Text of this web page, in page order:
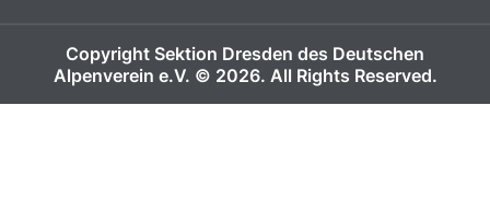
Copyright Sektion Dresden des Deutschen
Alpenverein e.V. © 2026. All Rights Reserved.